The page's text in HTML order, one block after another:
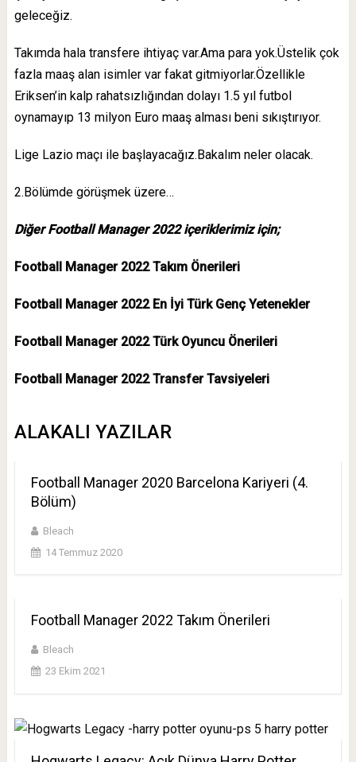
geleceğiz.
Takımda hala transfere ihtiyaç var.Ama para yok.Üstelik çok
fazla maaş alan isimler var fakat gitmiyorlar.Özellikle
Eriksen’in kalp rahatsızlığından dolayı 1.5 yıl futbol
oynamayıp 13 milyon Euro maaş alması beni sıkıştırıyor.
Lige Lazio maçı ile başlayacağız.Bakalım neler olacak.
2.Bölümde görüşmek üzere…
Diğer Football Manager 2022 içeriklerimiz için;
Football Manager 2022 Takım Önerileri
Football Manager 2022 En İyi Türk Genç Yetenekler
Football Manager 2022 Türk Oyuncu Önerileri
Football Manager 2022 Transfer Tavsiyeleri
ALAKALI YAZILAR
Football Manager 2020 Barcelona Kariyeri (4.
Bölüm)
Bleach
14 Temmuz 2020
Football Manager 2022 Takım Önerileri
Bleach
23 Ekim 2021